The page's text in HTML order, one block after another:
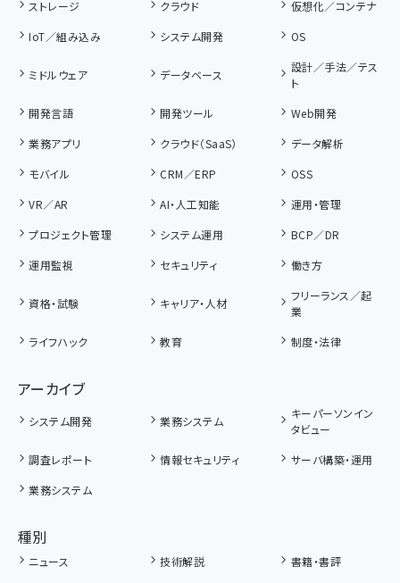
ストレージ
クラウド
仮想化／コンテナ
IoT／組み込み
システム開発 OS
ミドルウェア データベース
設計／手法／テス
ト
開発言語
開発ツール
Web開発
業務アプリ
クラウド（SaaS）
データ解析
モバイル
CRM／ERP
OSS
VR／AR
AI・人工知能
運用・管理
プロジェクト管理
システム運用
BCP／DR
運用監視
セキュリティ 働き方
資格・試験 キャリア・人材
フリーランス／起
業
ライフハック
教育 制度・法律
アーカイブ
システム開発 業務システム
キーパーソンイン
タビュー
調査レポート
情報セキュリティ
サーバ構築・運用
業務システム
種別
ニュース 技術解説
書籍・書評